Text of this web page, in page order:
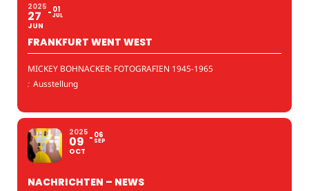
2025
27
JUN
01
JUL
FRANKFURT WENT WEST
MICKEY BOHNACKER: FOTOGRAFIEN 1945-1965
: Ausstellung
2025
09
OCT
06
SEP
NACHRICHTEN – NEWS